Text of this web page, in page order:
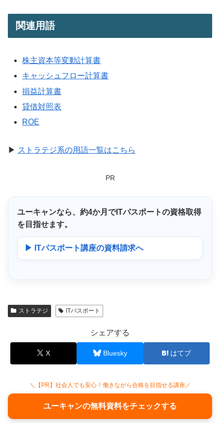
関連用語
株主資本等変動計算書
キャッシュフロー計算書
損益計算書
貸借対照表
ROE
▶ ストラテジ系の用語一覧はこちら
PR
ユーキャンなら、 約4か月 でITパスポートの資格取得
を目指せます。
▶ ITパスポート講座の資料請求へ
ストラテジ ITパスポート
シェアする
X Bluesky はてブ
＼【PR】社会人でも安心！働きながら合格を目指せる講座／
ユーキャンの無料資料をチェックする